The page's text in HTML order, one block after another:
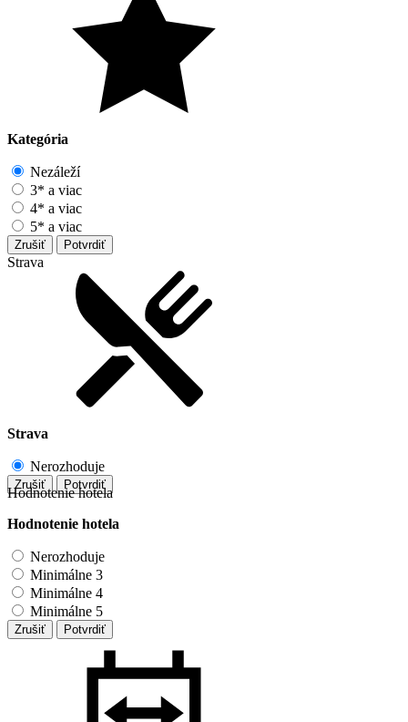
Kategória
Nezáleží
3* a viac
4* a viac
5* a viac
Zrušiť Potvrdiť
Strava
Strava
Nerozhoduje
Zrušiť Potvrdiť
Hodnotenie hotela
Hodnotenie hotela
Nerozhoduje
Minimálne 3
Minimálne 4
Minimálne 5
Zrušiť Potvrdiť